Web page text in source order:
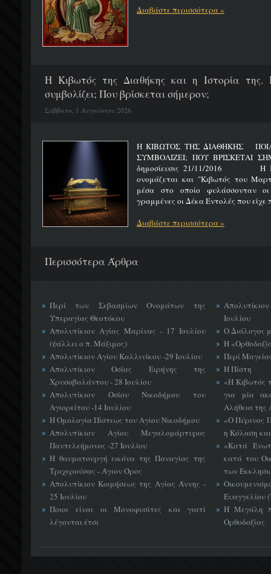
Διαβάστε περισσότερα »
H Κιβωτός της Διαθήκης και η Ιστορία της.
συμβολίζει; Που βρίσκεται σήμερον;
Σάββατο, 1 Αυγούστου 2026
Η ΚΙΒΩΤΟΣ ΤΗΣ ΔΙΑΘΗΚΗΣ
ΣΥΜΒΟΛΙΖΕΙ; ΠΟΥ
δημοσίευσις 21/11/2016 Η
ονομάζεται και "Κιβωτός του
μέσα στο οποίο φυλάσσονταν
γραμμένες οι Δέκα Εντολές που είχε
Διαβάστε περισσότερα »
Περισσότερα Άρθρα
Περί των Σεβασμίων Ονομάτων της
Υπεραγίας Θεοτόκου
Απολυτίκιον Αγίας Μαρίνας - 17 Ιουλίου
(ψάλλει ο π. Μάξιμος)
Απολυτίκιον Αγίου Καλλινίκου -29 Ιουλίου
Απολυτίκιον Οσίας Ειρήνης της
Χρυσοβαλάντου - 28 Ιουλίου
Απολυτίκιον Οσίου Νικοδήμου του
Αγιορείτου -14 Ιουλίου
Η Ομολογία Πίστεως του Αγίου Νικοδήμου
Απολυτίκιον Αγίου Μεγαλομάρτυρος
Παντελεήμονος -27 Ιουλίου
Η θαυματουργή εικόνα της Παναγίας της
Τριχερούσας - Άγιον Όρος
Απολυτίκιον Κοιμήσεως της Αγίας Άννης -
25 Ιουλίου
Ποιοι είναι οι Μονοφυσίτες και γιατί
λέγονται έτσι
Ιουλίου
Ο Διάλογος
Η
Περί
Η Πίστη
«H Κιβωτός
για μία
Αλήθεια της
«Ο Πύρινος
η Κόλαση
«Κατά
κατά του
των
Ευαγγελίου
Η Μεγάλη
Ορθοδοξίας